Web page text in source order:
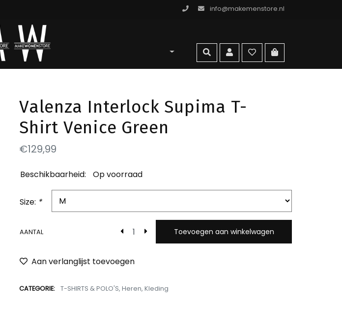
info@makemenstore.nl
ga naar de men store
zoekenaccountwishlistga naar
Valenza Interlock Supima T-
Shirt Venice Green
€129,99
Beschikbaarheid: Op voorraad
Size: *
AANTAL Toevoegen aan winkelwagen
Aan verlanglijst toevoegen
CATEGORIE: T-SHIRTS & POLO'S, Heren, Kleding